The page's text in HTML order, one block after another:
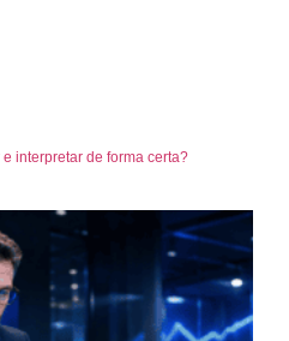
interpretar de forma certa?